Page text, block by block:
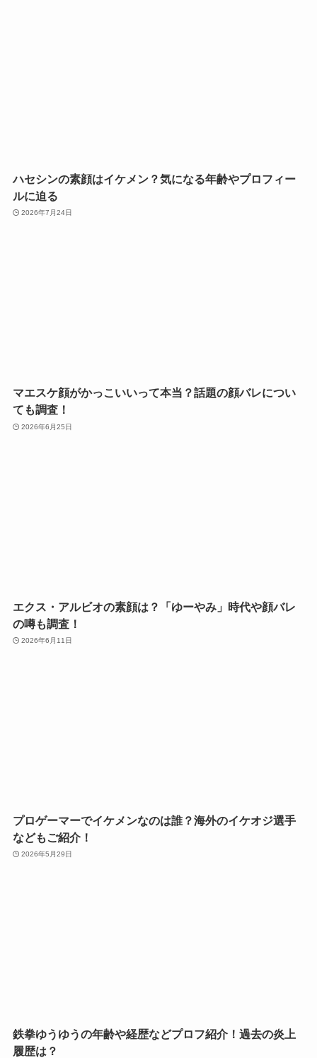
ハセシンの素顔はイケメン？気になる年齢やプロフィー
ルに迫る
2026年7月24日
マエスケ顔がかっこいいって本当？話題の顔バレについ
ても調査！
2026年6月25日
エクス・アルビオの素顔は？「ゆーやみ」時代や顔バレ
の噂も調査！
2026年6月11日
プロゲーマーでイケメンなのは誰？海外のイケオジ選手
などもご紹介！
2026年5月29日
鉄拳ゆうゆうの年齢や経歴などプロフ紹介！過去の炎上
履歴は？